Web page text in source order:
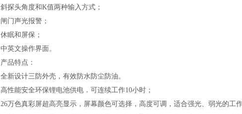
斜探头角度和K值两种输入方式；
闸门声光报警；
休眠和屏保；
中英文操作界面。
产品特点：
全新设计三防外壳，有效防水防尘防油。
高性能安全环保锂电池供电．可连续工作10小时；
26万色真彩屏超高亮显示，屏幕颜色可选择，高度可调，适合强光、弱光的工作